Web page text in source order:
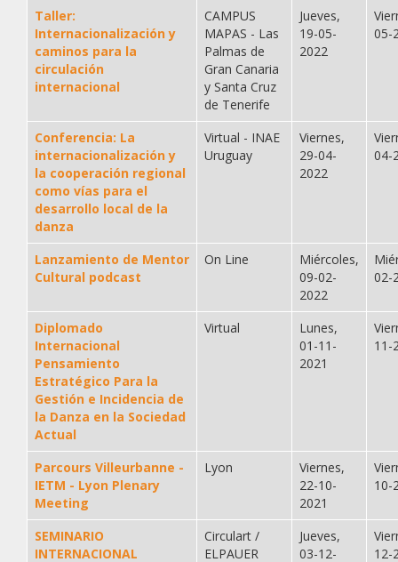
Taller:
Internacionalización y
caminos para la
circulación
internacional
CAMPUS
MAPAS - Las
Palmas de
Gran Canaria
y Santa Cruz
de Tenerife
Jueves,
19-05-
2022
05-
Conferencia: La
internacionalización y
la cooperación regional
como vías para el
desarrollo local de la
danza
Virtual - INAE
Uruguay
Viernes,
29-04-
2022
04-
Lanzamiento de Mentor
Cultural podcast
On Line
Miércoles,
09-02-
2022
02-
Diplomado
Internacional
Pensamiento
Estratégico Para la
Gestión e Incidencia de
la Danza en la Sociedad
Actual
Virtual
Lunes,
01-11-
2021
11-
Parcours Villeurbanne -
IETM - Lyon Plenary
Meeting
Lyon
Viernes,
22-10-
2021
10-
SEMINARIO
INTERNACIONAL
Circulart /
ELPAUER
Jueves,
03-12-
12-